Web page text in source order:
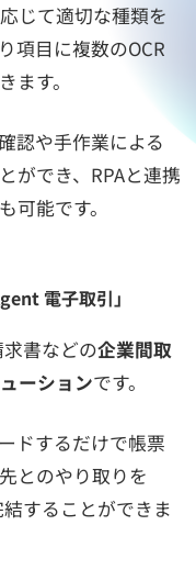
じて適切な種類を
項目に複数のOCR
ます。
認や手作業による
ができ、RPAと連携
可能です。
電子取引」
書などの企業間取
ーションです。
ドするだけで帳票
とのやり取りを
することができま